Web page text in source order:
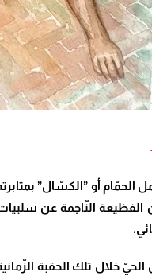
الحمّام أو ”الكسّال”
الفظيعة النّاجمة عن
خلال تلك الحقبة